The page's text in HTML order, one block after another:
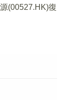
(00527.HK)復